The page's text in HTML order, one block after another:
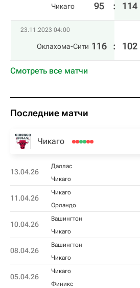
Чикаго 95 : 114
23.11.2023 04:00
Оклахома-Сити 116 : 102
Смотреть все матчи
Последние матчи
Чикаго
13.04.26
Даллас
Чикаго
11.04.26
Чикаго
Орландо
10.04.26
Вашингтон
Чикаго
08.04.26
Вашингтон
Чикаго
05.04.26
Чикаго
Финикс